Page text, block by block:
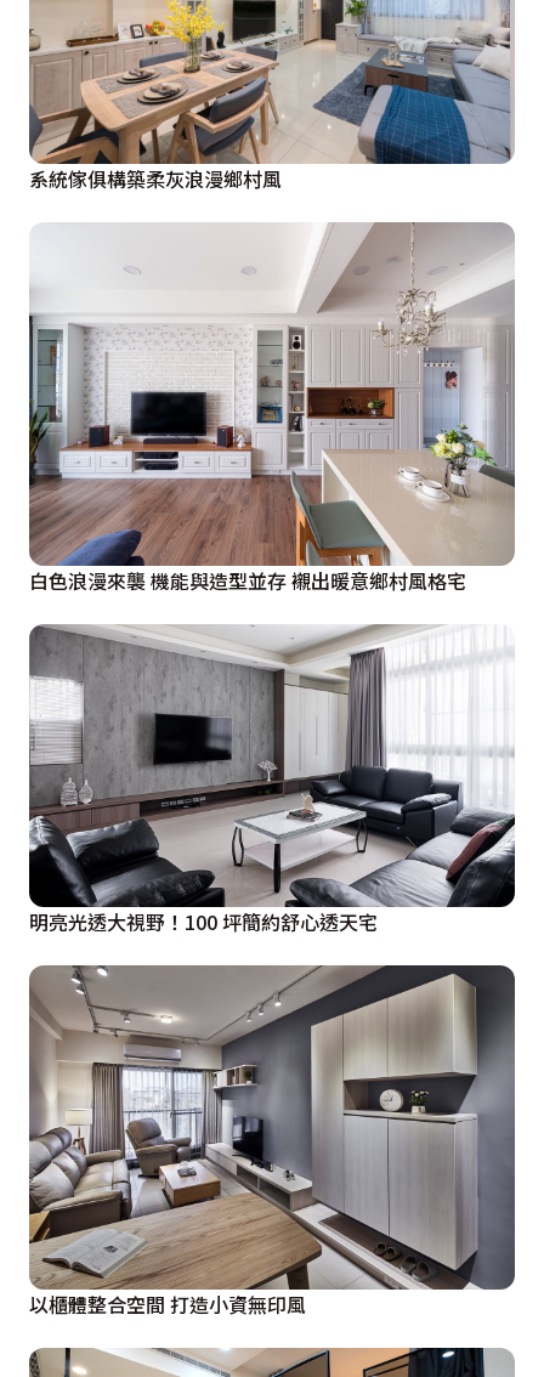
系統傢俱構築柔灰浪漫鄉村風
白色浪漫來襲 機能與造型並存 襯出暖意鄉村風格宅
明亮光透大視野！100 坪簡約舒心透天宅
以櫃體整合空間 打造小資無印風